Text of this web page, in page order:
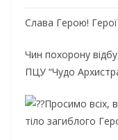
Слава Герою!
Чин похорону
ПЦУ “Чудо
Просимо всіх,
тіло загиблого